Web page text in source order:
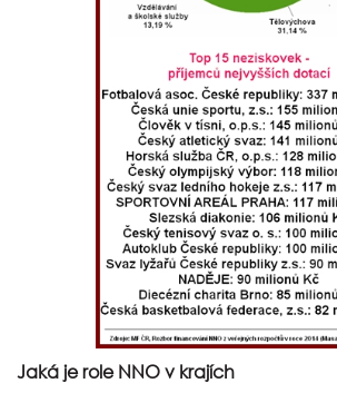
Jaká je role NNO v krajích